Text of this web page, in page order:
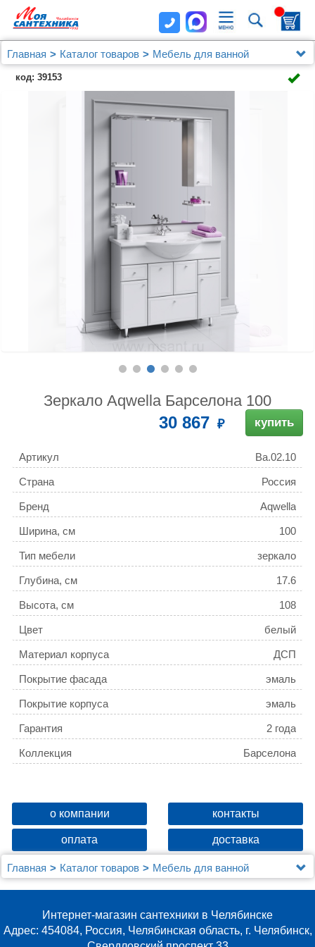
Главная Каталог товаров
Мебель для ванной
Зеркальные шкафы
Зеркало Aqwella Барселона 100
код: 39153
Зеркало Aqwella Барселона 100
30 867 купить
Артикул Ba.02.10
Страна Россия
Бренд Aqwella
Ширина, см 100
Тип мебели зеркало
Глубина, см 17.6
Высота, см 108
Цвет белый
Материал корпуса ДСП
Покрытие фасада эмаль
Покрытие корпуса эмаль
Гарантия 2 года
Коллекция Барселона
о компании контакты
оплата доставка
Главная Каталог товаров
Мебель для ванной
Зеркальные шкафы
Зеркало Aqwella Барселона 100
Интернет-магазин сантехники в Челябинске
Адрес: 454084, Россия, Челябинская область, г. Челябинск,